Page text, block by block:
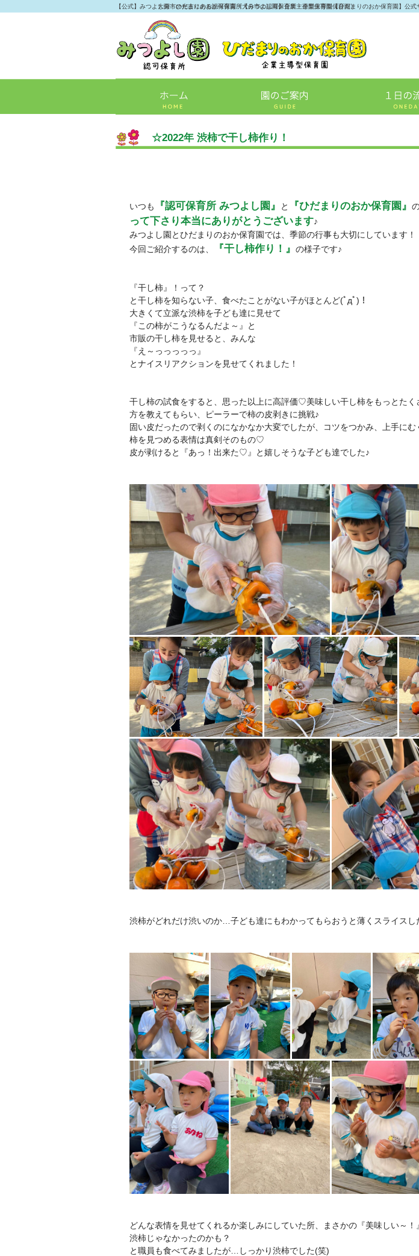
【公式】みつよし園・ひだまりのおか保育園《大分市の認可保育所・企業主導型保育園》
大分市の光吉にある認可保育所【みつよし園】企業主導型保育園【ひだまりのおか保育園】公
☆2022年 渋柿で干し柿作り！
いつも 『認可保育所 みつよし園』 と 『ひだまりのおか保育園』
って下さり本当にありがとうございます♪
みつよし園とひだまりのおか保育園では、季節の行事も大切にしています！
今回ご紹介するのは、
『干し柿作り！』 の様子です♪
『干し柿』！って？
と干し柿を知らない子、食べたことがない子がほとんど(ﾟдﾟ)！
大きくて立派な渋柿を子ども達に見せて
『この柿がこうなるんだよ～』と
市販の干し柿を見せると、みんな
『え～っっっっっ』
とナイスリアクションを見せてくれました！
干し柿の試食をすると、思った以上に高評価♡美味しい干し柿をもっとた
方を教えてもらい、ピーラーで柿の皮剥きに挑戦♪
固い皮だったので剥くのになかなか大変でしたが、コツをつかみ、上手にむ
柿を見つめる表情は真剣そのもの♡
皮が剥けると『あっ！出来た♡』と嬉しそうな子ども達でした♪
渋柿がどれだけ渋いのか…子ども達にもわかってもらおうと薄くスライスし
どんな表情を見せてくれるか楽しみにしていた所、まさかの『美味しい～！』
渋柿じゃなかったのかも？
と職員も食べてみましたが…しっかり渋柿でした(笑)